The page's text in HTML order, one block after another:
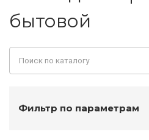
бытовой
Фильтр по параметрам